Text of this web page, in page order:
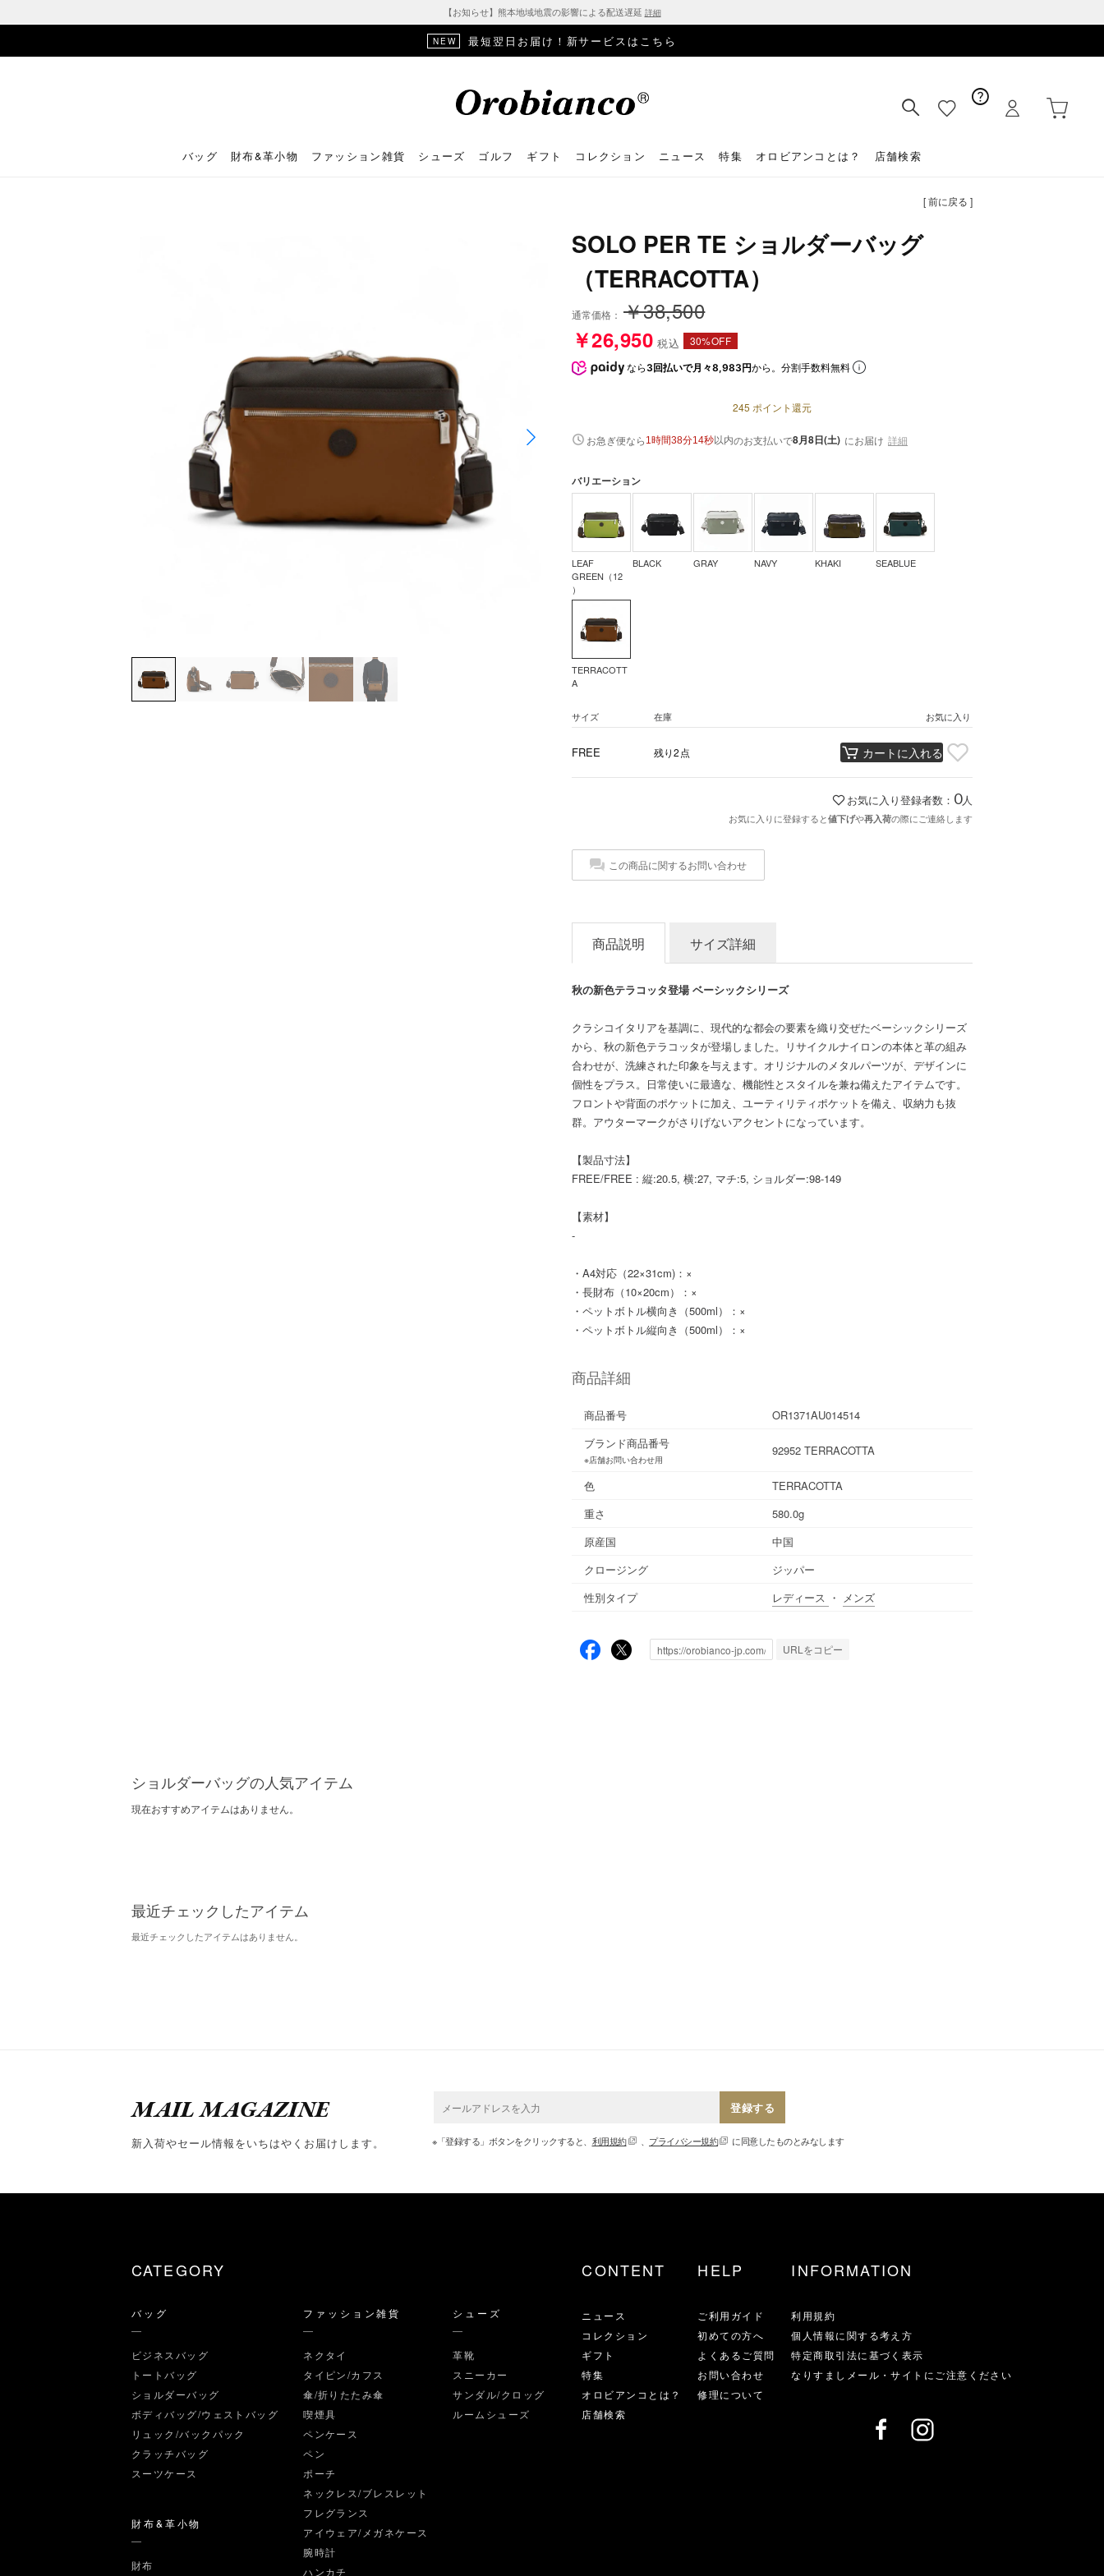
【お知らせ】熊本地域地震の影響による配送遅延 詳細
NEW 最短翌日お届け！新サービスはこちら
バッグ 財布&革小物 ファッション雑貨 シューズ ゴルフ ギフト コレクション ニュース 特集 オロビアンコとは？ 店舗検索
[ 前に戻る ]
SOLO PER TE ショルダーバッグ
（TERRACOTTA）
通常価格： ￥38,500
￥26,950 税込 30%OFF
なら 3回払いで月々8,983円から。分割手数料無料
245 ポイント還元
お急ぎ便なら 1時間38分13秒以内のお支払いで8月8日(土) にお届け 詳細
バリエーション
LEAF
GREEN（12
）
BLACK GRAY NAVY KHAKI SEABLUE
TERRACOTT
A
サイズ 在庫 お気に入り
FREE 残り2点 カートに入れる
お気に入り登録者数： 0人
お気に入りに登録すると値下げや再入荷の際にご連絡します
この商品に関するお問い合わせ
商品説明 サイズ詳細
秋の新色テラコッタ登場 ベーシックシリーズ
クラシコイタリアを基調に、現代的な都会の要素を織り交ぜたベーシックシリーズ
から、秋の新色テラコッタが登場しました。リサイクルナイロンの本体と革の組み
合わせが、洗練された印象を与えます。オリジナルのメタルパーツが、デザインに
個性をプラス。日常使いに最適な、機能性とスタイルを兼ね備えたアイテムです。
フロントや背面のポケットに加え、ユーティリティポケットを備え、収納力も抜
群。アウターマークがさりげないアクセントになっています。
【製品寸法】
FREE/FREE : 縦:20.5, 横:27, マチ:5, ショルダー:98-149
【素材】
-
・A4対応（22×31cm)：×
・長財布（10×20cm）：×
・ペットボトル横向き（500ml）：×
・ペットボトル縦向き（500ml）：×
商品詳細
商品番号
OR1371AU014514
ブランド商品番号
※店舗お問い合わせ用
92952 TERRACOTTA
色
TERRACOTTA
重さ
580.0g
原産国
中国
クロージング
ジッパー
性別タイプ
レディース ・ メンズ
URLをコピー
ショルダーバッグの人気アイテム
現在おすすめアイテムはありません。
最近チェックしたアイテム
最近チェックしたアイテムはありません。
MAIL MAGAZINE
新入荷やセール情報をいちはやくお届けします。
登録する
※「登録する」ボタンをクリックすると、 利用規約 、 プライバシー規約 に同意したものとみなします
CATEGORY
バッグ
ビジネスバッグ
トートバッグ
ショルダーバッグ
ボディバッグ/ウェストバッグ
リュック/バックパック
クラッチバッグ
スーツケース
財布&革小物
財布
ファッション雑貨
ネクタイ
タイピン/カフス
傘/折りたたみ傘
喫煙具
ペンケース
ペン
ポーチ
ネックレス/ブレスレット
フレグランス
アイウェア/メガネケース
腕時計
ハンカチ
シューズ
革靴
スニーカー
サンダル/クロッグ
ルームシューズ
CONTENT
ニュース
コレクション
ギフト
特集
オロビアンコとは？
店舗検索
HELP
ご利用ガイド
初めての方へ
よくあるご質問
お問い合わせ
修理について
INFORMATION
利用規約
個人情報に関する考え方
特定商取引法に基づく表示
なりすましメール・サイトにご注意ください